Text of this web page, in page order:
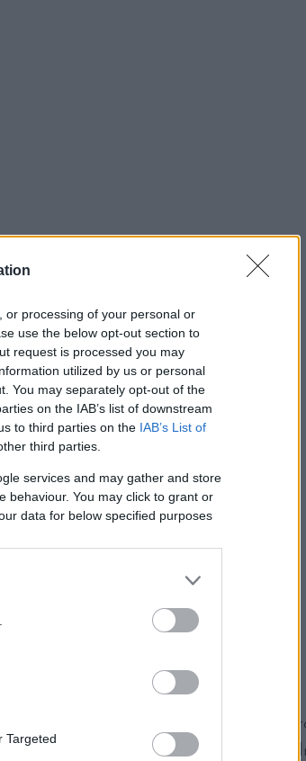
or processing of your personal or
use the below opt-out section to
request is processed you may
utilized by us or personal
You may separately opt-out of the
on the IAB’s list of downstream
to third parties on the IAB’s List of
third parties.
services and may gather and store
behaviour. You may click to grant or
data for below specified purposes
Targeted
az élelmiszerpazarlást?
hatalmas mennyiségű kárba ment